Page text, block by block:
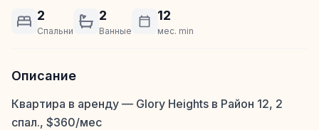
2
Спальни
2
Ванные
12
мес. min
Описание
Квартира в аренду — Glory Heights в Район 12, 2
спал., $360/мес